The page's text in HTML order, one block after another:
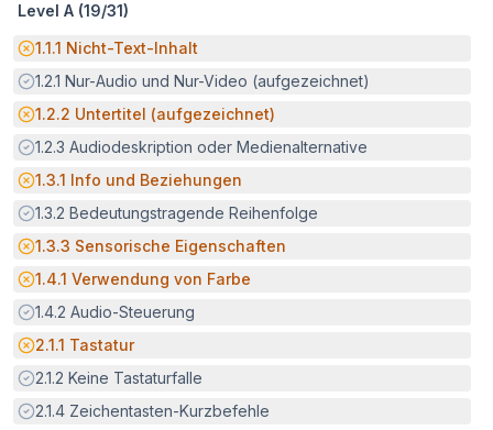
Level A (19/31)
Potenzielle Barriere:
1.1.1 Nicht-Text-Inhalt
Erfüllt:
1.2.1 Nur-Audio und Nur-Video (aufgezeichnet)
Potenzielle Barriere:
1.2.2 Untertitel (aufgezeichnet)
Erfüllt:
1.2.3 Audiodeskription oder Medienalternative
Potenzielle Barriere:
1.3.1 Info und Beziehungen
Erfüllt:
1.3.2 Bedeutungstragende Reihenfolge
Potenzielle Barriere:
1.3.3 Sensorische Eigenschaften
Potenzielle Barriere:
1.4.1 Verwendung von Farbe
Erfüllt:
1.4.2 Audio-Steuerung
Potenzielle Barriere:
2.1.1 Tastatur
Erfüllt:
2.1.2 Keine Tastaturfalle
Erfüllt:
2.1.4 Zeichentasten-Kurzbefehle